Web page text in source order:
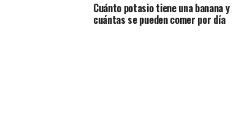
Cuánto potasio tiene una banana y
cuántas se pueden comer por día